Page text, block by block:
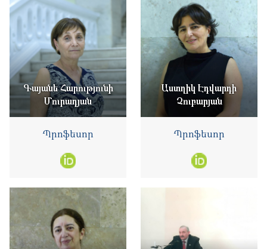
Գայանե Հարությունի
Մուրադյան
Պրոֆեսոր
Աստղիկ Էդվարդի
Չուբարյան
Պրոֆեսոր